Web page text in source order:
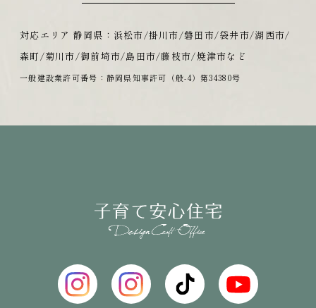
対応エリア 静岡県：浜松市/掛川市/磐田市/袋井市/湖西市/
森町/菊川市/御前埼市/島田市/藤枝市/焼津市など
一般建設業許可番号：静岡県知事許可（般-4）第34380号